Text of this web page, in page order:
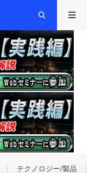
テクノロジー/製品